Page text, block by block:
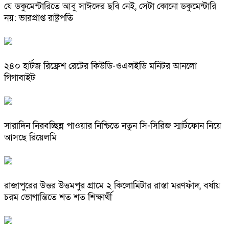
যে ডকুমেন্টারিতে আবু সাঈদের ছবি নেই, সেটা কোনো ডকুমেন্টারি
নয়: ভারপ্রাপ্ত রাষ্ট্রপতি
২৪০ হার্টজ রিফ্রেশ রেটের কিউডি-ওএলইডি মনিটর আনলো
গিগাবাইট
সারাদিন নিরবচ্ছিন্ন পাওয়ার নিশ্চিতে নতুন সি-সিরিজ স্মার্টফোন নিয়ে
আসছে রিয়েলমি
রাজাপুরের উত্তর উত্তমপুর গ্রামে ২ কিলোমিটার রাস্তা মরণফাঁদ, বর্ষায়
চরম ভোগান্তিতে শত শত শিক্ষার্থী